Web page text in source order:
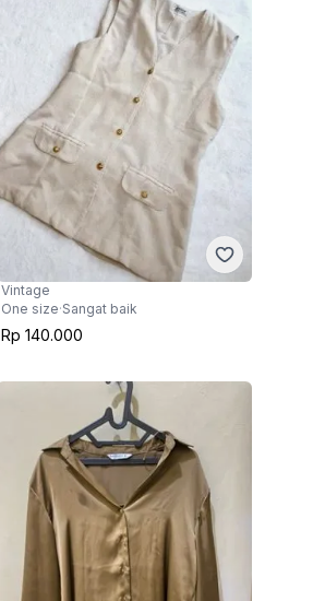
Vintage
One size·Sangat baik
Rp 140.000